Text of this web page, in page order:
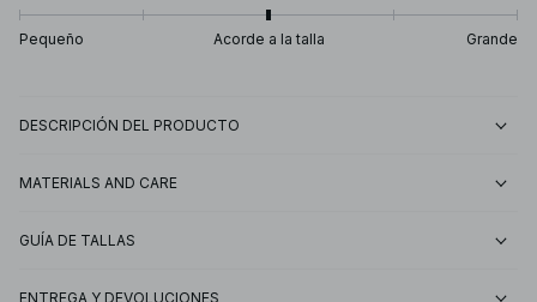
Pequeño Acorde a la talla Grande
DESCRIPCIÓN DEL PRODUCTO
MATERIALS AND CARE
GUÍA DE TALLAS
ENTREGA Y DEVOLUCIONES